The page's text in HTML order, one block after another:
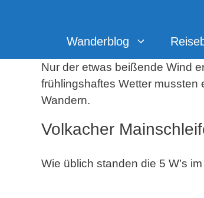
Wanderblog
Nur der etwas beißende Wind
frühlingshaftes Wetter mussten
Wandern.
Volkacher
Wie üblich standen die 5 W’s